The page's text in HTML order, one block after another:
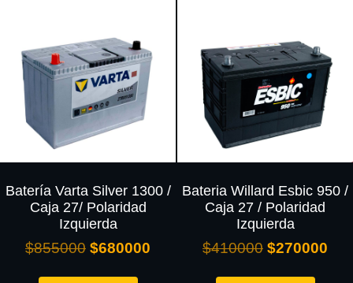
Batería Varta Silver 1300 /
Caja 27/ Polaridad
Izquierda
$855000 $680000
Bateria Willard Esbic 950 /
Caja 27 / Polaridad
Izquierda
$410000 $270000